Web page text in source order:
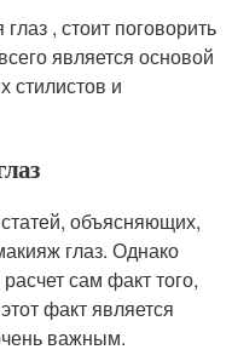
, стоит поговорить
является основой
стилистов и
объясняющих,
глаз. Однако
сам факт того,
факт является
важным.